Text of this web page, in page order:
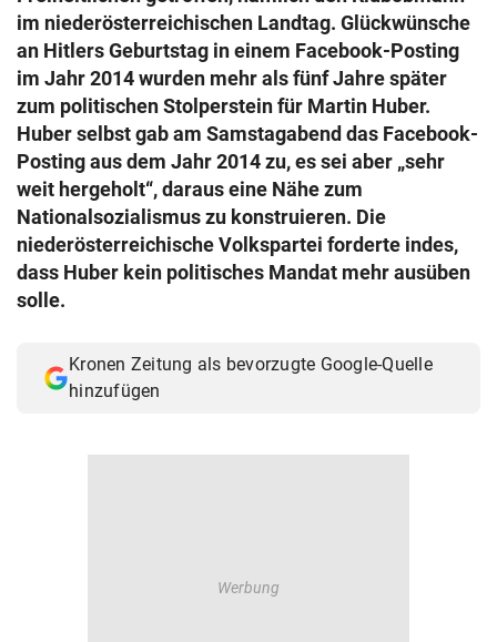
© Krone Multimedia GmbH & Co KG 2026
Muthgasse 2, 1190 Wien
im niederösterreichischen Landtag. Glückwünsche
an Hitlers Geburtstag in einem Facebook-Posting
im Jahr 2014 wurden mehr als fünf Jahre später
zum politischen Stolperstein für Martin Huber.
Huber selbst gab am Samstagabend das Facebook-
Posting aus dem Jahr 2014 zu, es sei aber „sehr
weit hergeholt“, daraus eine Nähe zum
Nationalsozialismus zu konstruieren. Die
niederösterreichische Volkspartei forderte indes,
dass Huber kein politisches Mandat mehr ausüben
solle.
Kronen Zeitung als bevorzugte Google-Quelle
hinzufügen